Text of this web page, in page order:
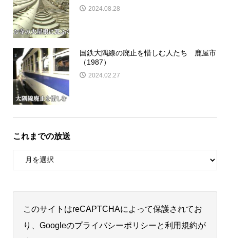
2024.08.28
国鉄大隅線の廃止を惜しむ人たち 鹿屋市
（1987）
2024.02.27
これまでの放送
このサイトはreCAPTCHAによって保護されてお
り、Googleのプライバシーポリシーと利用規約が